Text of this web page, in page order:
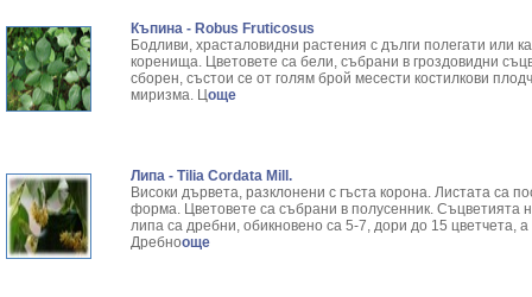
Къпина - Robus Fruticosus
Бодливи, храсталовидни растения с дълги полегати или
коренища. Цветовете са бели, събрани в гроздовидни
сборен, състои се от голям брой месести костилкови
миризма. Цоще
Липа - Tilia Cordata Mill.
Високи дървета, разклонени с гъста корона. Листата са
форма. Цветовете са събрани в полусенник. Съцветията
липа са дребни, обикновено са 5-7, дори до 15 цветчета,
Дребнооще